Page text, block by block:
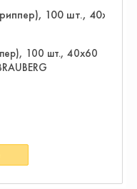
100 шт., 40х60